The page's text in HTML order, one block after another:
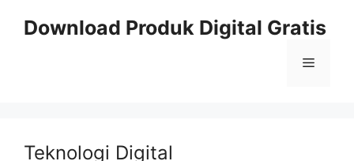
Download Produk Digital Gratis
Menu
Teknologi Digital